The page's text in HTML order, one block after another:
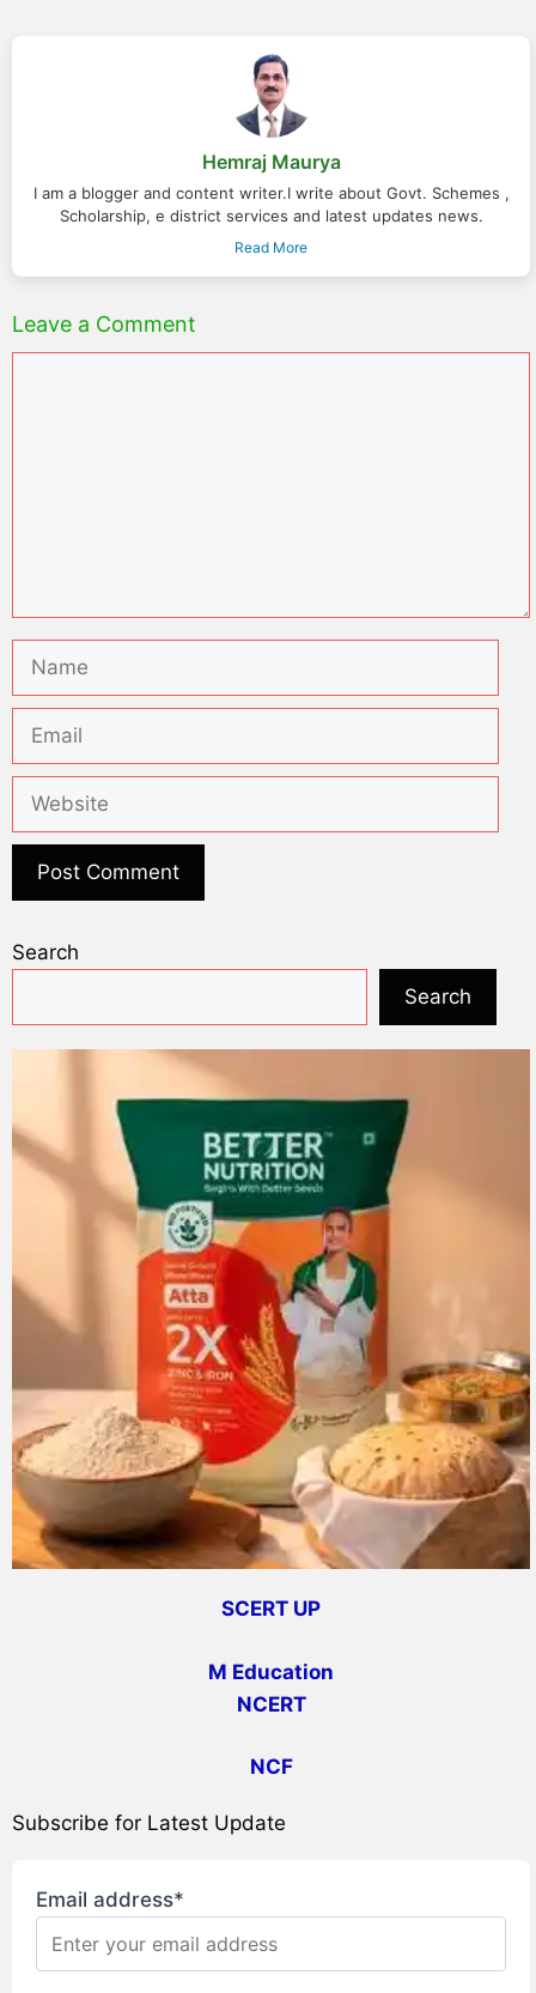
Hemraj Maurya
I am a blogger and content writer.I write about Govt. Schemes ,
Scholarship, e district services and latest updates news.
Read More
Leave a Comment
Search
Search
SCERT UP
M Education
NCERT
NCF
Subscribe for Latest Update
Email address*